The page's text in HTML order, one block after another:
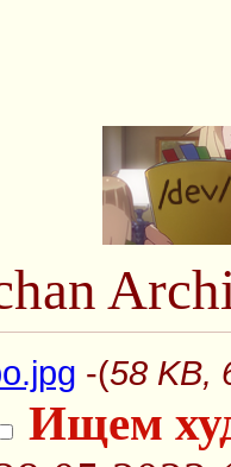
-(58 KB,
Ищем